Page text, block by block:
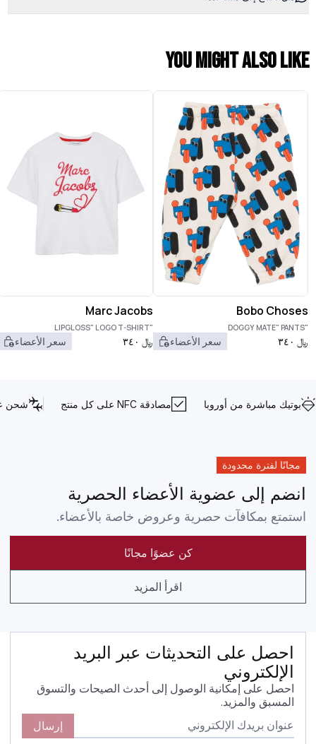
You might also like
Bobo Choses
"DOGGY MATE" PANTS
﷼ ٣٤٠ سعر الأعضاء
Marc Jacobs
"LIPGLOSS" LOGO T-SHIRT
﷼ ٣٤٠ سعر الأعضاء
بوتيك مباشرة من أوروبا مصادقة NFC على كل منتج شحن
مجانًا لفترة محدودة
انضم إلى عضوية الأعضاء الحصرية
استمتع بمكافآت حصرية وعروض خاصة بالأعضاء.
كن عضوًا مجانًا
اقرأ المزيد
احصل على التحديثات عبر البريد
الإلكتروني
احصل على إمكانية الوصول إلى أحدث الصيحات والتسوق
المسبق والمزيد.
إرسال